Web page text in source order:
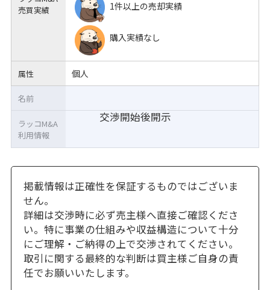
売買実績
1件以上の売却実績
購入実績なし
属性 個人
交渉開始後開示
名前
ラッコM&A
利用情報
掲載情報は正確性を保証するものではございま
せん。
詳細は交渉時に必ず売主様へ直接ご確認くださ
い。特に事業の仕組みや収益構造について十分
にご理解・ご納得の上で交渉されてください。
取引に関する最終的な判断は買主様ご自身の責
任でお願いいたします。